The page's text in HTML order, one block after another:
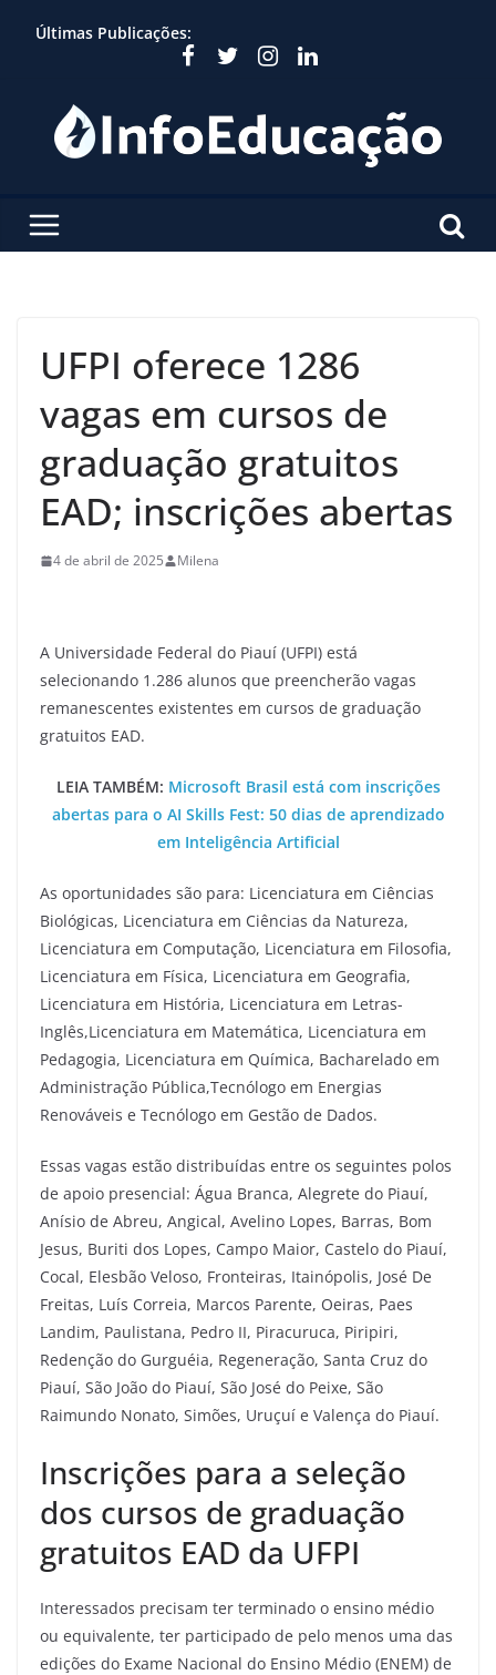
Últimas Publicações:
UFPI oferece 1286
vagas em cursos de
graduação gratuitos
EAD; inscrições abertas
4 de abril de 2025 Milena
A Universidade Federal do Piauí (UFPI) está
selecionando 1.286 alunos que preencherão vagas
remanescentes existentes em cursos de graduação
gratuitos EAD.
LEIA TAMBÉM: Microsoft Brasil está com inscrições
abertas para o AI Skills Fest: 50 dias de aprendizado
em Inteligência Artificial
As oportunidades são para: Licenciatura em Ciências
Biológicas, Licenciatura em Ciências da Natureza,
Licenciatura em Computação, Licenciatura em Filosofia,
Licenciatura em Física, Licenciatura em Geografia,
Licenciatura em História, Licenciatura em Letras-
Inglês,Licenciatura em Matemática, Licenciatura em
Pedagogia, Licenciatura em Química, Bacharelado em
Administração Pública,Tecnólogo em Energias
Renováveis e Tecnólogo em Gestão de Dados.
Essas vagas estão distribuídas entre os seguintes polos
de apoio presencial: Água Branca, Alegrete do Piauí,
Anísio de Abreu, Angical, Avelino Lopes, Barras, Bom
Jesus, Buriti dos Lopes, Campo Maior, Castelo do Piauí,
Cocal, Elesbão Veloso, Fronteiras, Itainópolis, José De
Freitas, Luís Correia, Marcos Parente, Oeiras, Paes
Landim, Paulistana, Pedro II, Piracuruca, Piripiri,
Redenção do Gurguéia, Regeneração, Santa Cruz do
Piauí, São João do Piauí, São José do Peixe, São
Raimundo Nonato, Simões, Uruçuí e Valença do Piauí.
Inscrições para a seleção
dos cursos de graduação
gratuitos EAD da UFPI
Interessados precisam ter terminado o ensino médio
ou equivalente, ter participado de pelo menos uma das
edições do Exame Nacional do Ensino Médio (ENEM) de